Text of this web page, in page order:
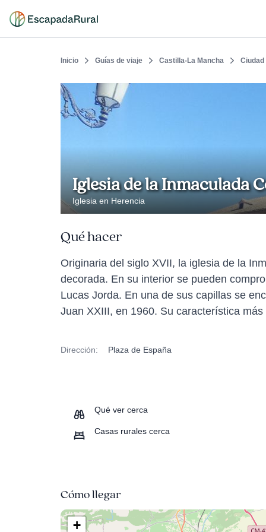
Inicio Guías de viaje Castilla-La Mancha Ciudad
Iglesia de la Inmaculada
Iglesia en Herencia
Qué hacer
Originaria del siglo XVII, la iglesia de la
decorada. En su interior se pueden
Lucas Jorda. En una de sus capillas se
Juan XXIII, en 1960. Su característica
Dirección: Plaza de España
Qué ver cerca
Casas rurales cerca
Cómo llegar
+